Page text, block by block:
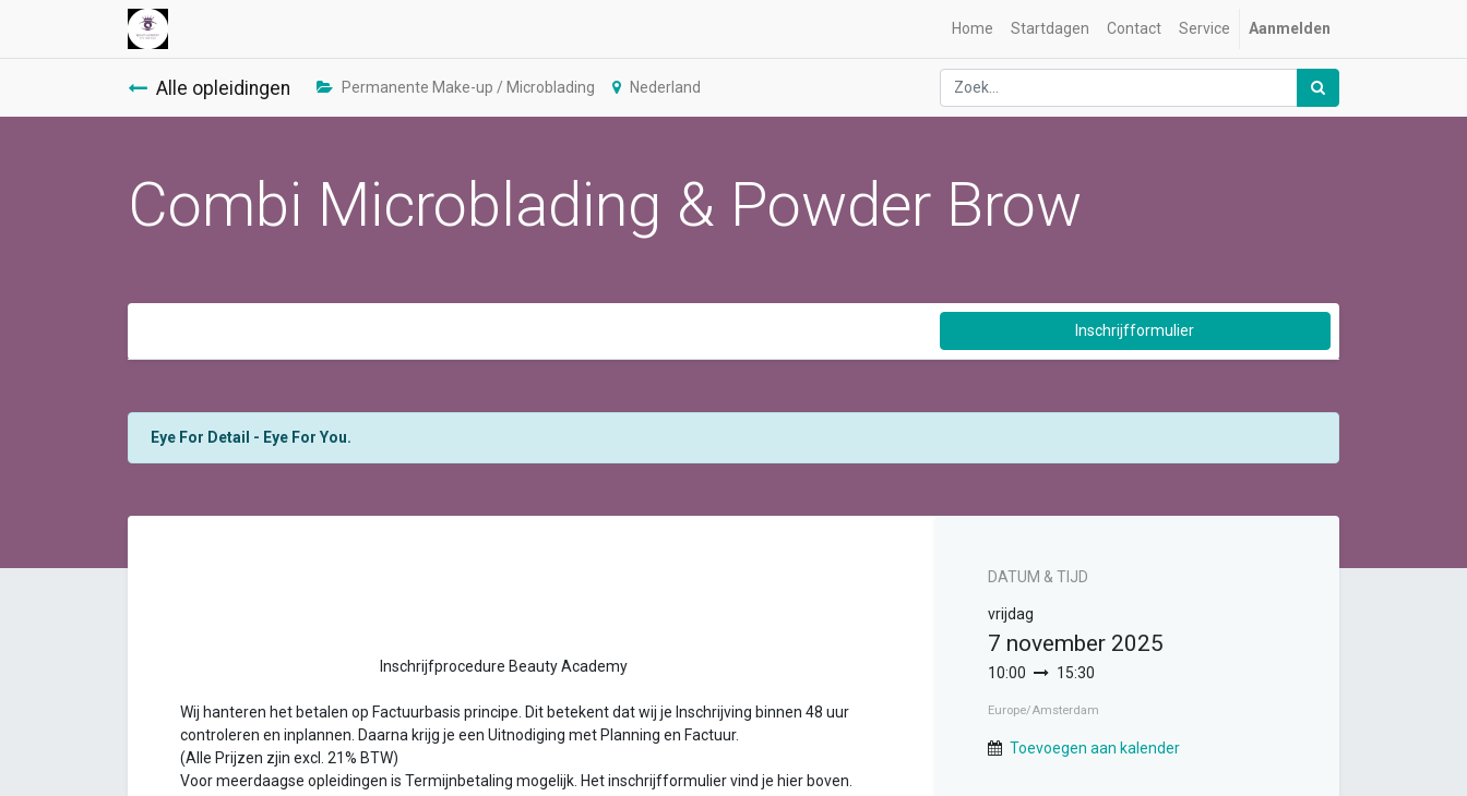
Home Startdagen Contact Service Aanmelden
Alle opleidingen Permanente Make-up / Microblading Nederland
Combi Microblading & Powder Brow
Inschrijfformulier
Eye For Detail - Eye For You.
Inschrijfprocedure Beauty Academy
Wij hanteren het betalen op Factuurbasis principe. Dit betekent dat wij je Inschrijving binnen 48 uur
controleren en inplannen. Daarna krijg je een Uitnodiging met Planning en Factuur.
(Alle Prijzen zjin excl. 21% BTW)
Voor meerdaagse opleidingen is Termijnbetaling mogelijk. Het inschrijfformulier vind je hier boven.
DATUM & TIJD
vrijdag
7 november 2025
10:00 15:30
Europe/Amsterdam
Toevoegen aan kalender